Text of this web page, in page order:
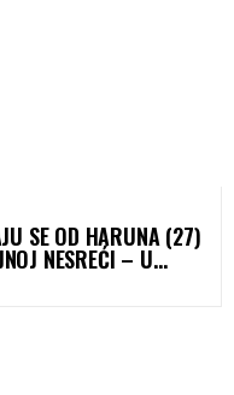
SE OD HARUNA (27)
NESREĆI – U